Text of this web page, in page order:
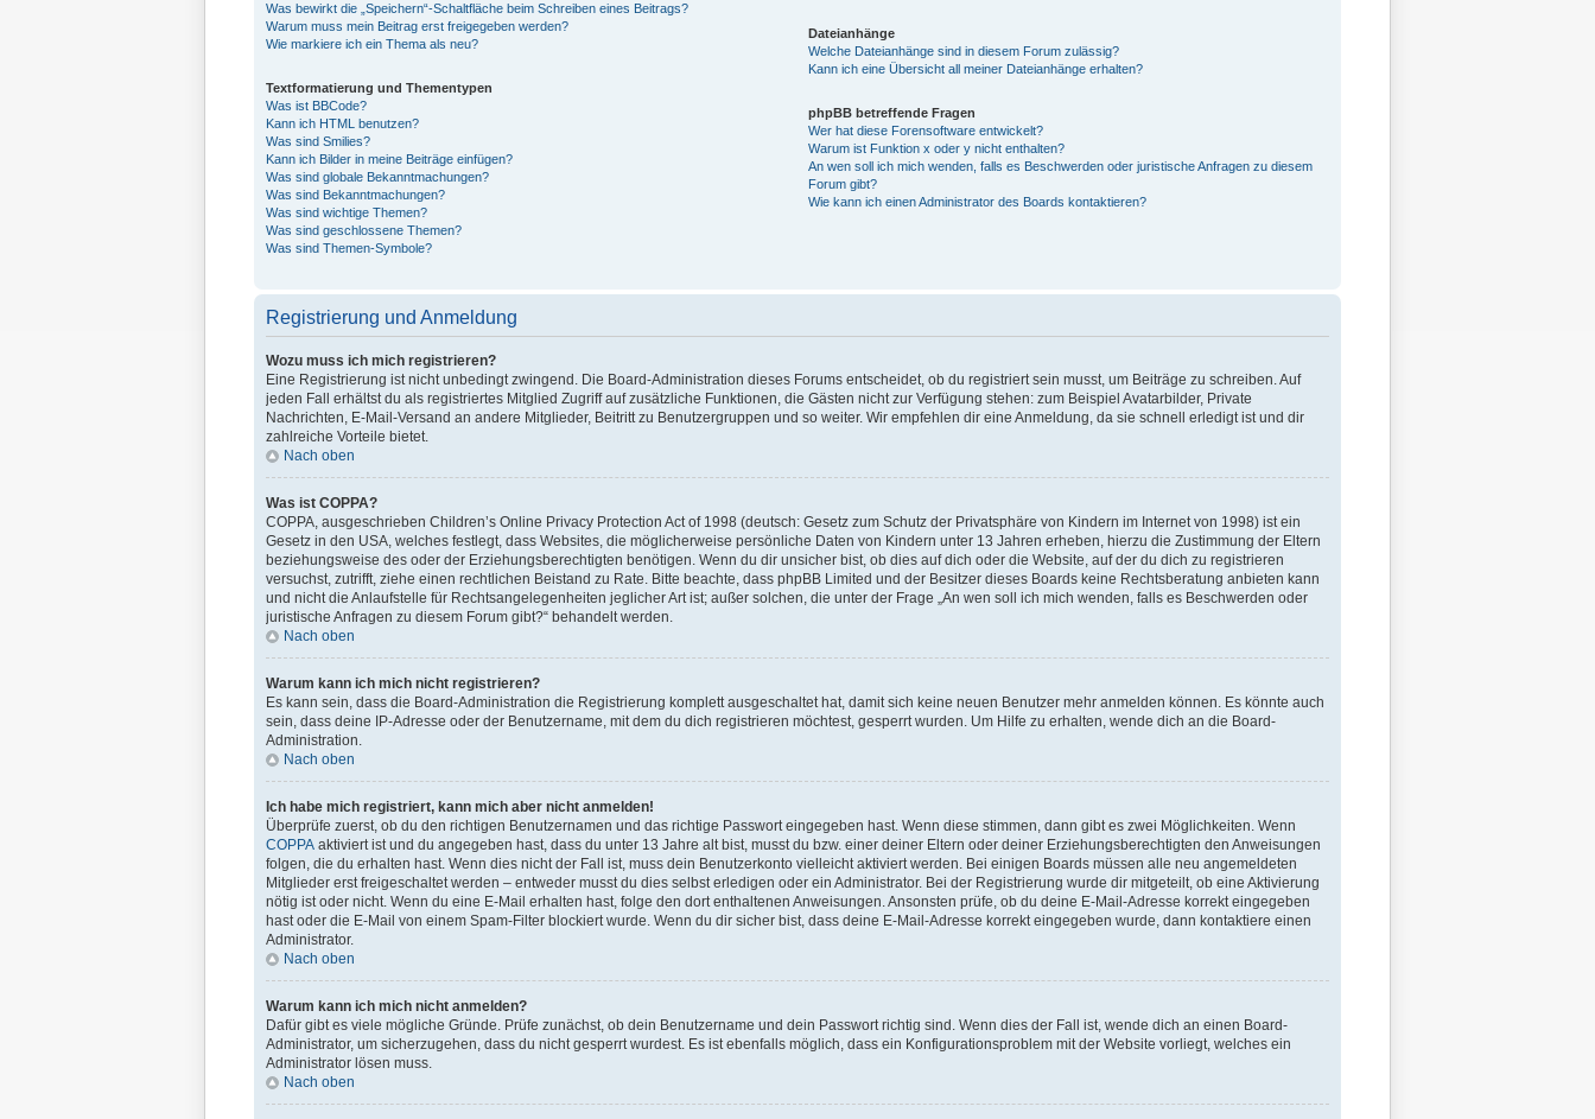
Was bewirkt die „Speichern“-Schaltfläche beim Schreiben eines Beitrags?
Warum muss mein Beitrag erst freigegeben werden?
Wie markiere ich ein Thema als neu?
Textformatierung und Thementypen
Was ist BBCode?
Kann ich HTML benutzen?
Was sind Smilies?
Kann ich Bilder in meine Beiträge einfügen?
Was sind globale Bekanntmachungen?
Was sind Bekanntmachungen?
Was sind wichtige Themen?
Was sind geschlossene Themen?
Was sind Themen-Symbole?
Dateianhänge
Welche Dateianhänge sind in diesem Forum zulässig?
Kann ich eine Übersicht all meiner Dateianhänge erhalten?
phpBB betreffende Fragen
Wer hat diese Forensoftware entwickelt?
Warum ist Funktion x oder y nicht enthalten?
An wen soll ich mich wenden, falls es Beschwerden oder juristische Anfragen zu diesem
Forum gibt?
Wie kann ich einen Administrator des Boards kontaktieren?
Registrierung und Anmeldung
Wozu muss ich mich registrieren?
Eine Registrierung ist nicht unbedingt zwingend. Die Board-Administration dieses Forums entscheidet, ob du registriert sein musst, um Beiträge zu schreiben. Auf
jeden Fall erhältst du als registriertes Mitglied Zugriff auf zusätzliche Funktionen, die Gästen nicht zur Verfügung stehen: zum Beispiel Avatarbilder, Private
Nachrichten, E-Mail-Versand an andere Mitglieder, Beitritt zu Benutzergruppen und so weiter. Wir empfehlen dir eine Anmeldung, da sie schnell erledigt ist und dir
zahlreiche Vorteile bietet.
Nach oben
Was ist COPPA?
COPPA, ausgeschrieben Children’s Online Privacy Protection Act of 1998 (deutsch: Gesetz zum Schutz der Privatsphäre von Kindern im Internet von 1998) ist ein
Gesetz in den USA, welches festlegt, dass Websites, die möglicherweise persönliche Daten von Kindern unter 13 Jahren erheben, hierzu die Zustimmung der Eltern
beziehungsweise des oder der Erziehungsberechtigten benötigen. Wenn du dir unsicher bist, ob dies auf dich oder die Website, auf der du dich zu registrieren
versuchst, zutrifft, ziehe einen rechtlichen Beistand zu Rate. Bitte beachte, dass phpBB Limited und der Besitzer dieses Boards keine Rechtsberatung anbieten kann
und nicht die Anlaufstelle für Rechtsangelegenheiten jeglicher Art ist; außer solchen, die unter der Frage „An wen soll ich mich wenden, falls es Beschwerden oder
juristische Anfragen zu diesem Forum gibt?“ behandelt werden.
Nach oben
Warum kann ich mich nicht registrieren?
Es kann sein, dass die Board-Administration die Registrierung komplett ausgeschaltet hat, damit sich keine neuen Benutzer mehr anmelden können. Es könnte auch
sein, dass deine IP-Adresse oder der Benutzername, mit dem du dich registrieren möchtest, gesperrt wurden. Um Hilfe zu erhalten, wende dich an die Board-
Administration.
Nach oben
Ich habe mich registriert, kann mich aber nicht anmelden!
Überprüfe zuerst, ob du den richtigen Benutzernamen und das richtige Passwort eingegeben hast. Wenn diese stimmen, dann gibt es zwei Möglichkeiten. Wenn
COPPA aktiviert ist und du angegeben hast, dass du unter 13 Jahre alt bist, musst du bzw. einer deiner Eltern oder deiner Erziehungsberechtigten den Anweisungen
folgen, die du erhalten hast. Wenn dies nicht der Fall ist, muss dein Benutzerkonto vielleicht aktiviert werden. Bei einigen Boards müssen alle neu angemeldeten
Mitglieder erst freigeschaltet werden – entweder musst du dies selbst erledigen oder ein Administrator. Bei der Registrierung wurde dir mitgeteilt, ob eine Aktivierung
nötig ist oder nicht. Wenn du eine E-Mail erhalten hast, folge den dort enthaltenen Anweisungen. Ansonsten prüfe, ob du deine E-Mail-Adresse korrekt eingegeben
hast oder die E-Mail von einem Spam-Filter blockiert wurde. Wenn du dir sicher bist, dass deine E-Mail-Adresse korrekt eingegeben wurde, dann kontaktiere einen
Administrator.
Nach oben
Warum kann ich mich nicht anmelden?
Dafür gibt es viele mögliche Gründe. Prüfe zunächst, ob dein Benutzername und dein Passwort richtig sind. Wenn dies der Fall ist, wende dich an einen Board-
Administrator, um sicherzugehen, dass du nicht gesperrt wurdest. Es ist ebenfalls möglich, dass ein Konfigurationsproblem mit der Website vorliegt, welches ein
Administrator lösen muss.
Nach oben